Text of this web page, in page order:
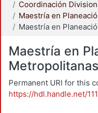
Maestría en
Metropolitanas
Permanent URI for this
https://hdl.handle.net/